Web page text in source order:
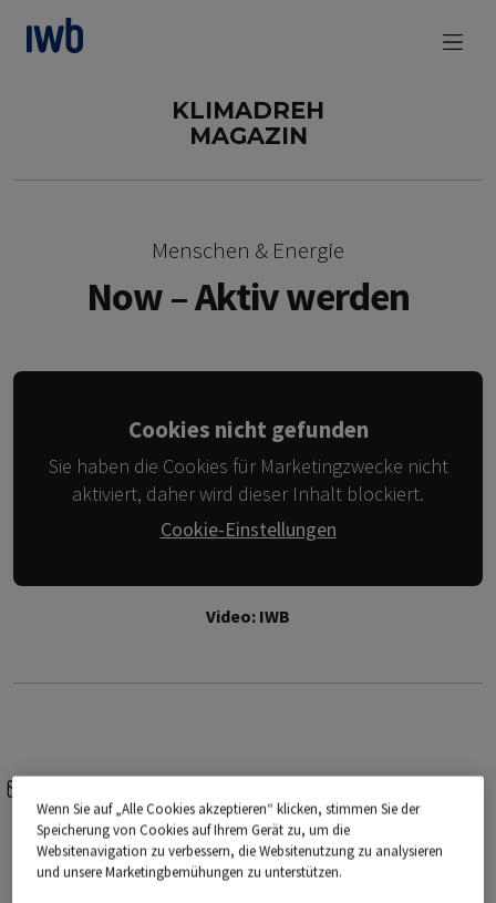
zum Main Content
KLIMADREH
MAGAZIN
Menschen & Energie
Now – Aktiv werden
Cookies nicht gefunden
Sie haben die Cookies für Marketingzwecke nicht
aktiviert, daher wird dieser Inhalt blockiert.
Cookie-Einstellungen
Video: IWB
Gemeinsam zum Klimachampion! Am
Finaltag haben wir Simon Burger im
Wenn Sie auf „Alle Cookies akzeptieren“ klicken, stimmen Sie der
Speicherung von Cookies auf Ihrem Gerät zu, um die
Websitenavigation zu verbessern, die Websitenutzung zu analysieren
und unsere Marketingbemühungen zu unterstützen.